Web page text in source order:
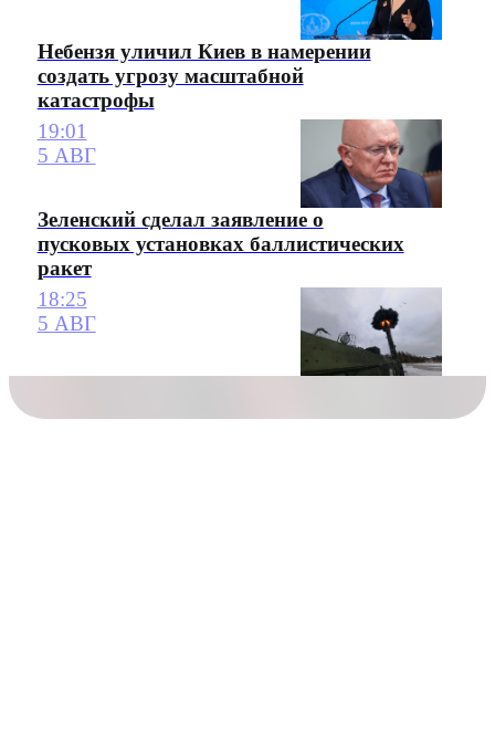
Небензя уличил Киев в намерении
создать угрозу масштабной
катастрофы
19:01
5 АВГ
Зеленский сделал заявление о
пусковых установках баллистических
ракет
18:25
5 АВГ